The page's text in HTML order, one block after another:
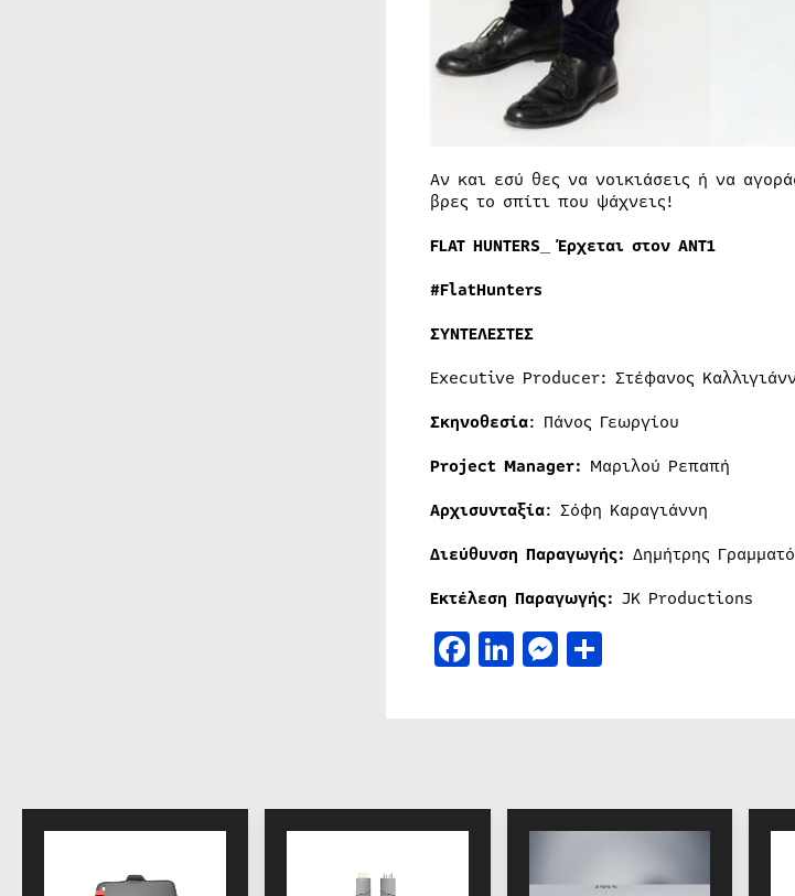
Αν και εσύ θες να νοικιάσεις ή να
βρες το σπίτι που ψάχνεις!
FLAT HUNTERS_ Έρχεται στον ΑΝΤ1
#FlatHunters
ΣΥΝΤΕΛΕΣΤΕΣ
Executive Producer: Στέφανος
Σκηνοθεσία: Πάνος Γεωργίου
Project Manager: Μαριλού Ρεπαπή
Αρχισυνταξία: Σόφη Καραγιάννη
Διεύθυνση Παραγωγής: Δημήτρης
Εκτέλεση Παραγωγής: JK Productions
Facebook
LinkedIn
Messenger
Μοιραστείτε